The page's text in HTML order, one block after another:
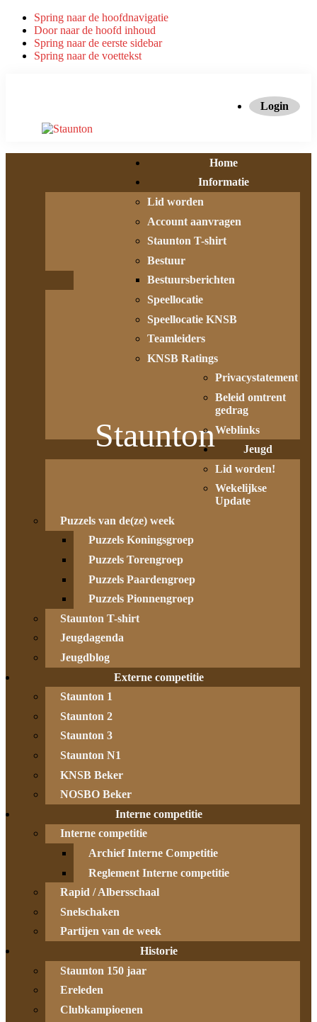
Spring naar de hoofdnavigatie
Door naar de hoofd inhoud
Spring naar de eerste sidebar
Spring naar de voettekst
Login
Staunton
Home
Informatie
Lid worden
Account aanvragen
Staunton T-shirt
Bestuur
Bestuursberichten
Speellocatie
Speellocatie KNSB
Teamleiders
KNSB Ratings
Privacystatement
Beleid omtrent
gedrag
Weblinks
Jeugd
Lid worden!
Wekelijkse
Update
Puzzels van de(ze) week
Puzzels Koningsgroep
Puzzels Torengroep
Puzzels Paardengroep
Puzzels Pionnengroep
Staunton T-shirt
Jeugdagenda
Jeugdblog
Externe competitie
Staunton 1
Staunton 2
Staunton 3
Staunton N1
KNSB Beker
NOSBO Beker
Interne competitie
Interne competitie
Archief Interne Competitie
Reglement Interne competitie
Rapid / Albersschaal
Snelschaken
Partijen van de week
Historie
Staunton 150 jaar
Ereleden
Clubkampioenen